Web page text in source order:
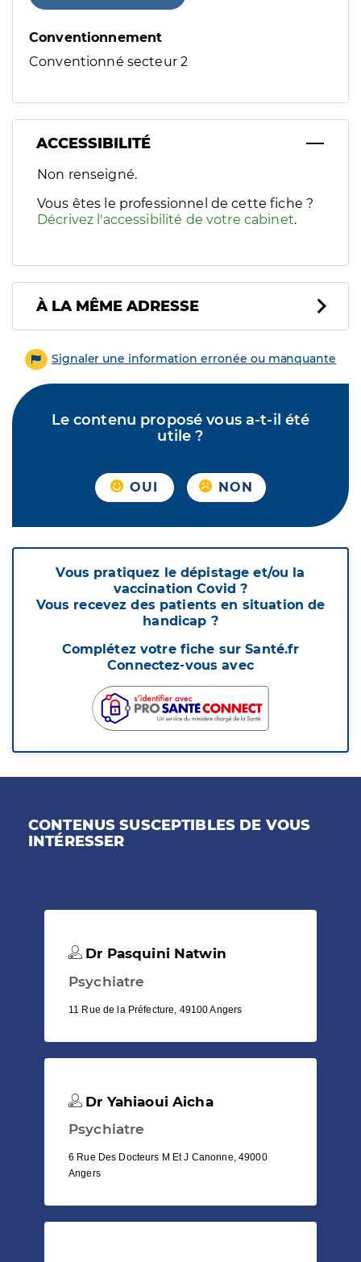
Conventionnement
Conventionné secteur 2
ACCESSIBILITÉ
Filtres
Sélectionnez un ou plusieurs handicaps/besoins
Non renseigné.
Vous êtes le professionnel de cette fiche ?
Décrivez l'accessibilité de votre cabinet.
À LA MÊME ADRESSE
Signaler une information erronée ou manquante
Le contenu proposé vous a-t-il été
utile ?
OUI NON
Vous pratiquez le dépistage et/ou la
vaccination Covid ?
Vous recevez des patients en situation de
handicap ?
Complétez votre fiche sur Santé.fr
Connectez-vous avec
CONTENUS SUSCEPTIBLES DE VOUS
INTÉRESSER
Dr Pasquini Natwin
Psychiatre
11 Rue de la Préfecture, 49100 Angers
Dr Yahiaoui Aicha
Psychiatre
6 Rue Des Docteurs M Et J Canonne, 49000
Angers